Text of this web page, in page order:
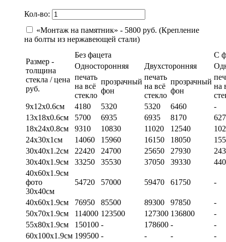
Кол-во:
«Монтаж на памятник» - 5800 руб. (Крепление
на болты из нержавеющей стали)
Размер -
толщина
стекла / цена
руб.
Без фацета
С
Односторонняя
Двухсторонняя
печать
на всё
стекло
прозрачный
фон
печать
на всё
стекло
прозрачный
фон
на
9х12х0.6см
4180 5320 5320 6460
-
13х18х0.6см
5700 6935 6935 8170
18х24х0.8см
9310 10830 11020 12540
24х30х1см
14060 15960 16150 18050
30х40х1.2см
22420 24700 25650 27930
30х40х1.9см
33250 35530 37050 39330
40х60х1.9см
фото
30х40см
54720 57000 59470 61750 -
40х60х1.9см 76950 85500 89300 97850
-
50х70х1.9см
114000 123500 127300 136800
-
55х80х1.9см
150100 - 178600 -
-
60х100х1.9см 199500 - - -
-